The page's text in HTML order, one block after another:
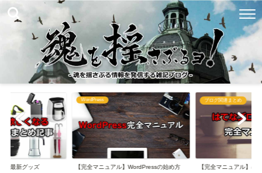
る最新グッズ
WordPress
【完全マニュアル】WordPressの始め方
ブログ関連まとめ
【完全マニュアル】は